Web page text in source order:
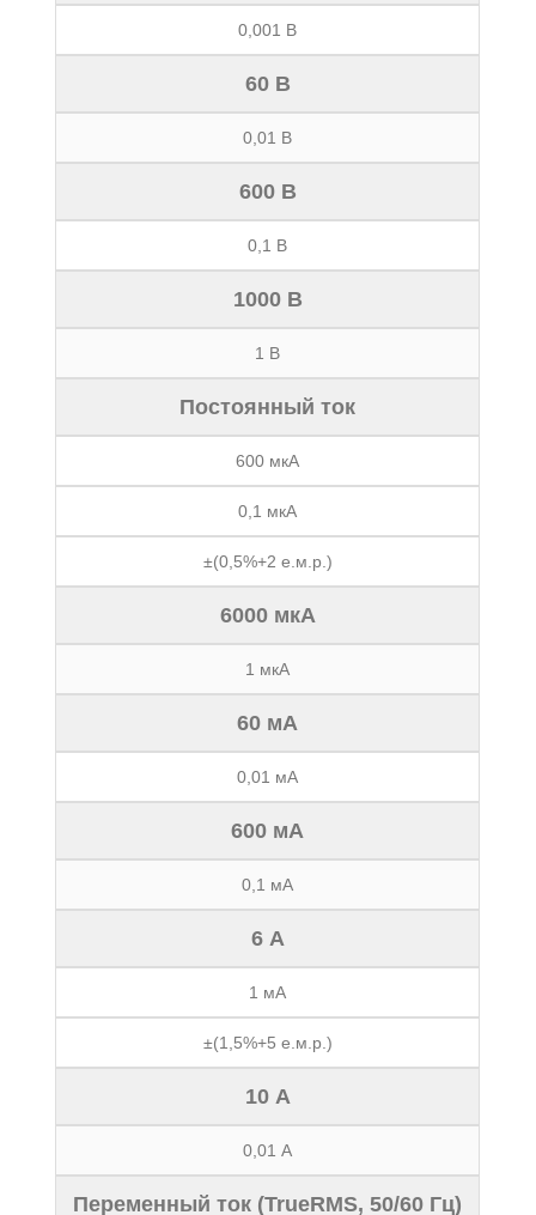
0,001 В
60 В
0,01 В
600 В
0,1 В
1000 В
1 В
Постоянный ток
600 мкА
0,1 мкА
±(0,5%+2 е.м.р.)
6000 мкА
1 мкА
60 мА
0,01 мА
600 мА
0,1 мА
6 А
1 мА
±(1,5%+5 е.м.р.)
10 А
0,01 А
Переменный ток (TrueRMS, 50/60 Гц)